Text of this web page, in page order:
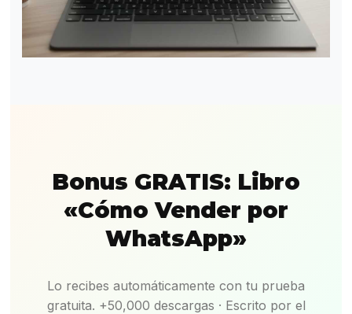
Bonus GRATIS: Libro
«Cómo Vender por
WhatsApp»
Lo recibes automáticamente con tu prueba
gratuita. +50,000 descargas · Escrito por el